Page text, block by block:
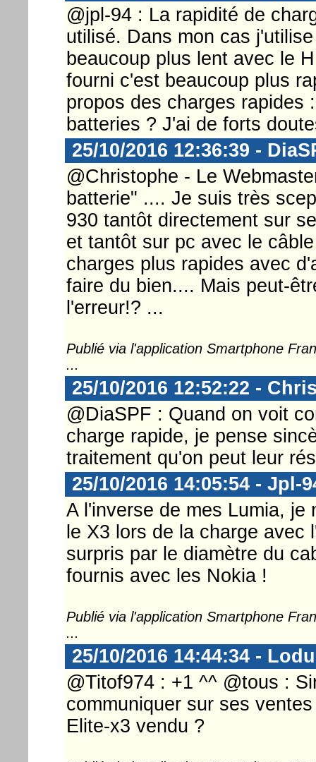
@jpl-94 : La rapidité de
utilisé. Dans mon cas
beaucoup plus lent avec le
fourni c'est beaucoup plus
propos des charges rapides
batteries ? J'ai de forts
25/10/2016 12:36:39 -
@Christophe - Le
batterie" .... Je suis très
930 tantôt directement sur
et tantôt sur pc avec le
charges plus rapides avec
faire du bien.... Mais peut-
l'erreur!? ...
Publié via l'application Smartphone
...
25/10/2016 12:52:22 -
@DiaSPF : Quand on voit
charge rapide, je pense
traitement qu'on peut leur
25/10/2016 14:05:54 - Jpl-
A l'inverse de mes Lumia,
le X3 lors de la charge
surpris par le diamètre du
fournis avec les Nokia !
Publié via l'application Smartphone
...
25/10/2016 14:44:34 -
@Titof974 : +1 ^^ @tous :
communiquer sur ses
Elite-x3 vendu ?